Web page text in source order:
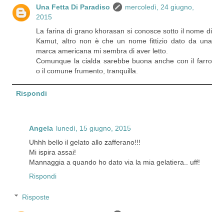
Una Fetta Di Paradiso
mercoledì, 24 giugno,
2015
La farina di grano khorasan si conosce sotto il nome di
Kamut, altro non è che un nome fittizio dato da una
marca americana mi sembra di aver letto.
Comunque la cialda sarebbe buona anche con il farro
o il comune frumento, tranquilla.
Rispondi
Angela lunedì, 15 giugno, 2015
Uhhh bello il gelato allo zafferano!!!
Mi ispira assai!
Mannaggia a quando ho dato via la mia gelatiera.. uff!
Rispondi
Risposte